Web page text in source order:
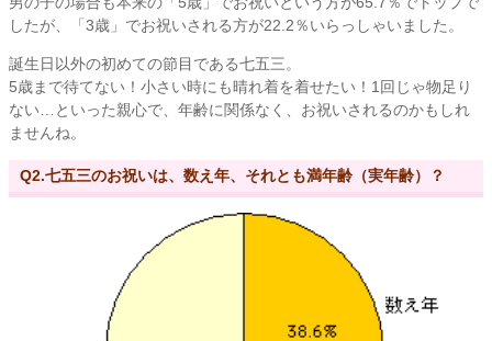
したが、「3歳」でお祝いされる方が22.2％いらっしゃいました。
誕生日以外の初めての節目である七五三。
5歳まで待てない！小さい時にも晴れ着を着せたい！1回じゃ物足り
ない…といった親心で、年齢に関係なく、お祝いされるのかもしれ
ませんね。
Q2.七五三のお祝いは、数え年、それとも満年齢（実年齢）？